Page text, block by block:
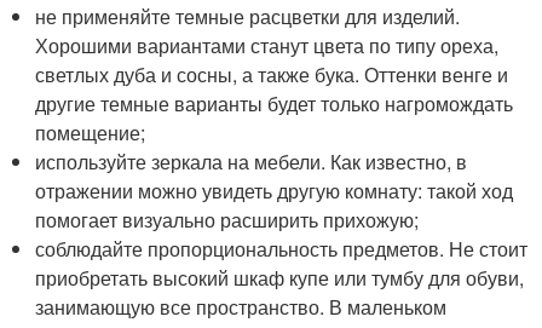
не применяйте темные расцветки для изделий.
Хорошими вариантами станут цвета по типу ореха,
светлых дуба и сосны, а также бука. Оттенки венге и
другие темные варианты будет только нагромождать
помещение;
используйте зеркала на мебели. Как известно, в
отражении можно увидеть другую комнату: такой ход
помогает визуально расширить прихожую;
соблюдайте пропорциональность предметов. Не стоит
приобретать высокий шкаф купе или тумбу для обуви,
занимающую все пространство. В маленьком